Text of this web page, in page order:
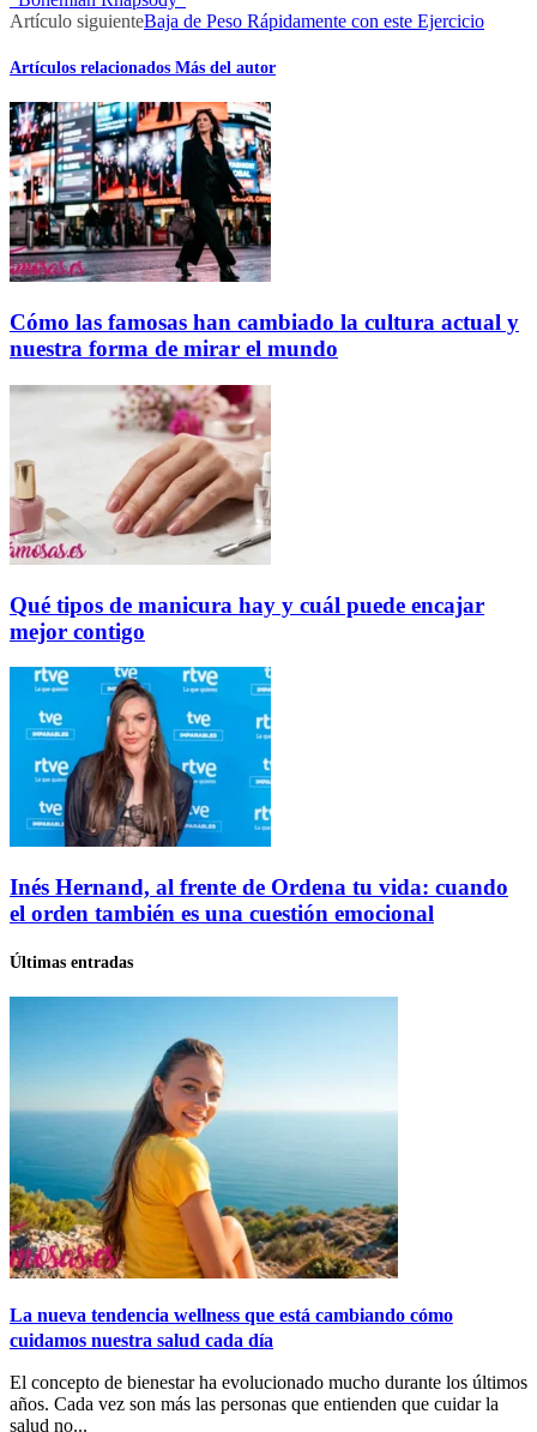
Artículo siguienteBaja de Peso Rápidamente con este Ejercicio
Artículos relacionados Más del autor
Cómo las famosas han cambiado la cultura actual y
nuestra forma de mirar el mundo
Qué tipos de manicura hay y cuál puede encajar
mejor contigo
Inés Hernand, al frente de Ordena tu vida: cuando
el orden también es una cuestión emocional
Últimas entradas
La nueva tendencia wellness que está cambiando cómo
cuidamos nuestra salud cada día
El concepto de bienestar ha evolucionado mucho durante los últimos
años. Cada vez son más las personas que entienden que cuidar la
salud no...